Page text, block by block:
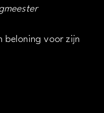
beloning voor zijn